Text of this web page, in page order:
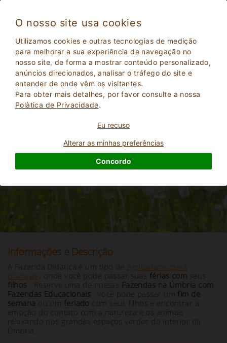
O nosso site usa cookies
Utilizamos cookies e outras tecnologias de medição
para melhorar a sua experiência de navegação no
nosso site, de forma a mostrar conteúdo personalizado,
anúncios direcionados, analisar o tráfego do site e
entender de onde vêm os visitantes.
Para obter mais detalhes, por favor consulte a nossa
Polà­tica de Privacidade.
Eu recuso
Alterar as minhas preferências
Concordo
Férias com crianças: Fazendas Educacionais
Umbria
0Crianças PESQUISAR
Informações e Descrição
A Fazenda Didática é um tipo deAgriturismo para
crianças , onde você pode passar suas férias com seus
filhos . Reserve uma de nossas Fazendas na Úmbria com
Fazendas Educacionais : você pode passar um fim de
semana ou um feriado com seus filhos e encontrar a
emoção do contato com a natureza e os animais
relaxando nos grandes espaços verdes do interior da
Úmbria.